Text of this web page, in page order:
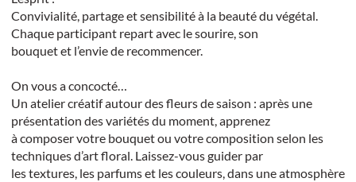
Convivialité, partage et sensibilité à la beauté du végétal.
Chaque participant repart avec le sourire, son
bouquet et l’envie de recommencer.
On vous a concocté…
Un atelier créatif autour des fleurs de saison : après une
présentation des variétés du moment, apprenez
à composer votre bouquet ou votre composition selon les
techniques d’art floral. Laissez-vous guider par
les textures, les parfums et les couleurs, dans une atmosphère